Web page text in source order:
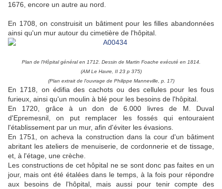
1676, encore un autre au nord.
En 1708, on construisit un bâtiment pour les filles abandonnées
ainsi qu'un mur autour du cimetière de l'hôpital.
Plan de l'Hôpital général en 1712. Dessin de Martin Foache exécuté en 1814.
(AM Le Havre, II 23 p 375)
(Plan extrait de l'ouvrage de Philippe Manneville, p. 17)
En 1718, on édifia des cachots ou des cellules pour les fous
furieux, ainsi qu'un moulin à blé pour les besoins de l'hôpital.
En 1720, grâce à un don de 6.000 livres de M. Duval
d'Epremesnil, on put remplacer les fossés qui entouraient
l'établissement par un mur, afin d'éviter les évasions.
En 1751, on acheva la construction dans la cour d'un bâtiment
abritant les ateliers de menuiserie, de cordonnerie et de tissage,
et, à l'étage, une crèche.
Les constructions de cet hôpital ne se sont donc pas faites en un
jour, mais ont été étalées dans le temps, à la fois pour répondre
aux besoins de l'hôpital, mais aussi pour tenir compte des